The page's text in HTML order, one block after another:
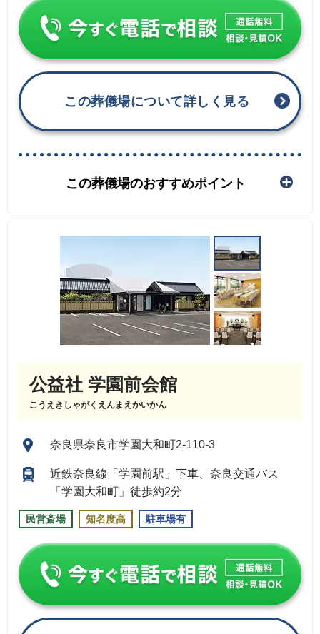
この葬儀場について詳しく見る
この葬儀場のおすすめポイント
公益社 学園前会館
こうえきしゃがくえんまえかいかん
奈良県奈良市学園大和町2-110-3
近鉄奈良線「学園前駅」下車、奈良交通バス
「学園大和町」徒歩約2分
民営斎場 知名度高 駐車場有